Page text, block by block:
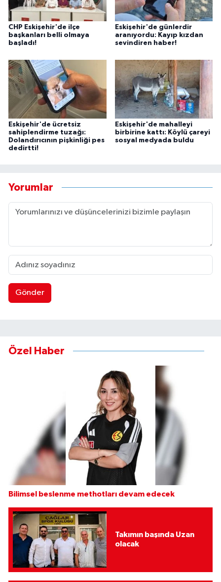
CHP Eskişehir'de ilçe
başkanları belli olmaya
başladı!
Eskişehir'de günlerdir
aranıyordu: Kayıp kızdan
sevindiren haber!
Eskişehir'de ücretsiz
sahiplendirme tuzağı:
Dolandırıcının pişkinliği pes
dedirtti!
Eskişehir'de mahalleyi
birbirine kattı: Köylü çareyi
sosyal medyada buldu
Yorumlar
Gönder
Özel Haber
Bilimsel beslenme methotları devam edecek
Takımın başında Uzan
olacak